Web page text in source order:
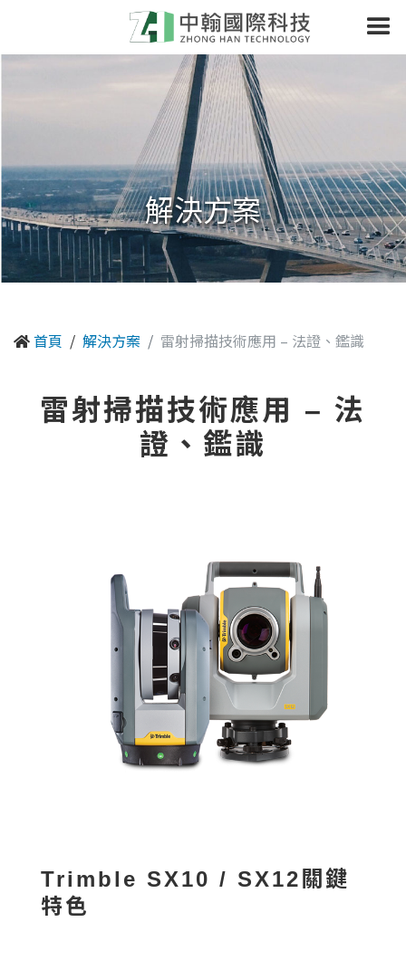
解決方案
首頁 解決方案 雷射掃描技術應用 – 法證、鑑識
雷射掃描技術應用 – 法
證、鑑識
Trimble SX10 / SX12關鍵
特色